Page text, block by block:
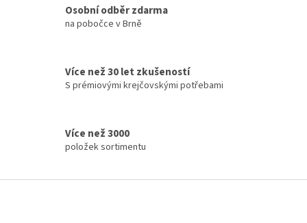
c
k
y
á
Osobní odběr zdarma
na pobočce v Brně
Více než 30 let zkušeností
S prémiovými krejčovskými potřebami
Více než 3000
položek sortimentu